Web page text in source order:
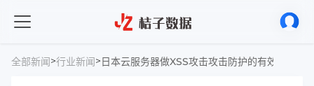
全部新闻>行业新闻>日本云服务器做XSS攻击攻击防护的有效性验证